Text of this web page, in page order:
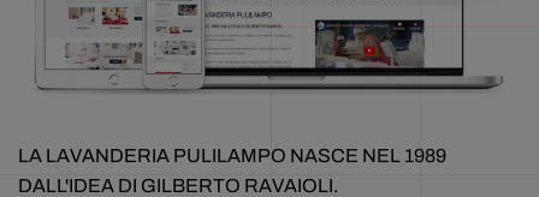
LA LAVANDERIA PULILAMPO NASCE NEL 1989
DALL'IDEA DI GILBERTO RAVAIOLI.